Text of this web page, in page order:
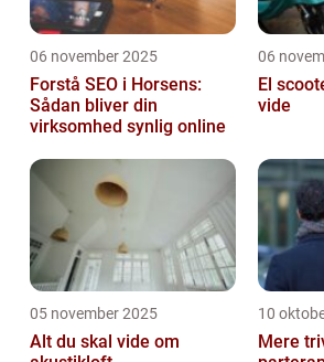
06 november 2025
Forstå SEO i Horsens:
Sådan bliver din
virksomhed synlig online
06
El
vide
05 november 2025
Alt du skal vide om
10
Mere